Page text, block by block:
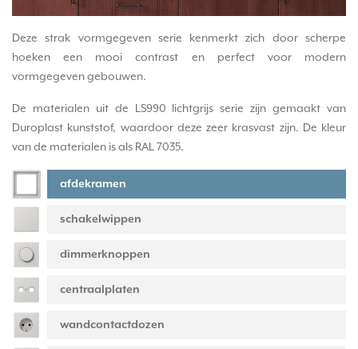
Deze strak vormgegeven serie kenmerkt zich door scherpe
hoeken een mooi contrast en perfect voor modern
vormgegeven gebouwen.
De materialen uit de LS990 lichtgrijs serie zijn gemaakt van
Duroplast kunststof, waardoor deze zeer krasvast zijn. De kleur
van de materialen is als RAL 7035.
afdekramen
schakelwippen
dimmerknoppen
centraalplaten
wandcontactdozen